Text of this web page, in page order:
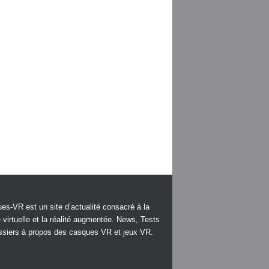
VR est un site d’actualité consacré à la
virtuelle et la réalité augmentée. News, Tests
à propos des casques VR et jeux VR.